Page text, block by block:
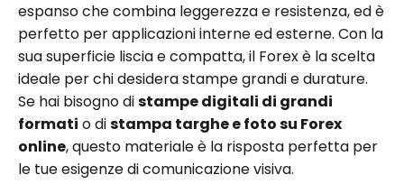
espanso che combina leggerezza e resistenza, ed è
perfetto per applicazioni interne ed esterne. Con la
sua superficie liscia e compatta, il Forex è la scelta
ideale per chi desidera stampe grandi e durature.
Se hai bisogno distampe digitali di grandi
formati o distampa targhe e foto su Forex
online, questo materiale è la risposta perfetta per
le tue esigenze di comunicazione visiva.